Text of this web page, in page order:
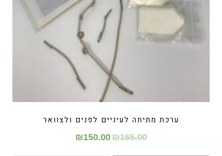
ערכת מתיחה לעיניים לפנים ולצוואר
₪165.00
₪150.00